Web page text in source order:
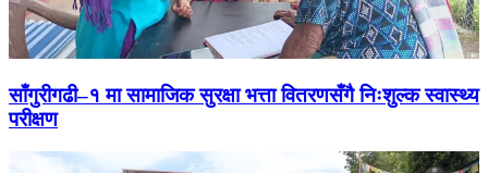
साँगुरीगढी–१ मा सामाजिक सुरक्षा भत्ता वितरणसँगै निःशुल्क स्वास्थ्य
परीक्षण